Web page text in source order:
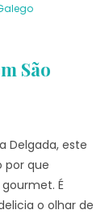
São
Delgada, este
por que
É
o olhar de